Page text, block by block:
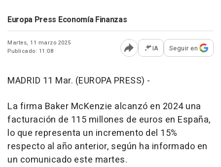
Europa Press Economía Finanzas
Martes, 11 marzo 2025
Publicado: 11:08
Abrir opciones para
IA Seguir en
MADRID 11 Mar. (EUROPA PRESS) -
La firma Baker McKenzie alcanzó en 2024 una
facturación de 115 millones de euros en España,
lo que representa un incremento del 15%
respecto al año anterior, según ha informado en
un comunicado este martes.